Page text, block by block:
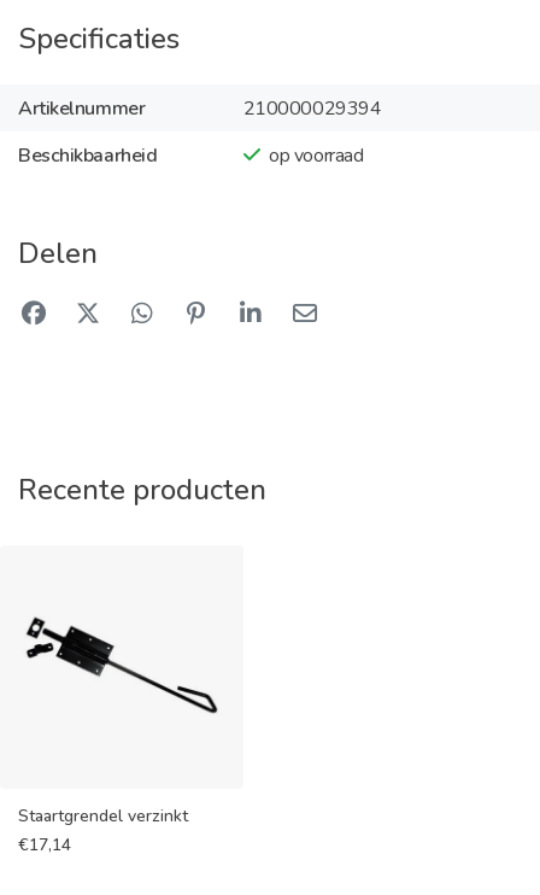
Specificaties
Artikelnummer
210000029394
Beschikbaarheid
op voorraad
Delen
Recente producten
Staartgrendel verzinkt
€17,14